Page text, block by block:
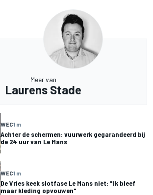
Meer van
Laurens Stade
WEC1 m
Achter de schermen: vuurwerk gegarandeerd bij
de 24 uur van Le Mans
WEC1 m
De Vries keek slotfase Le Mans niet: "Ik bleef
maar kleding opvouwen"